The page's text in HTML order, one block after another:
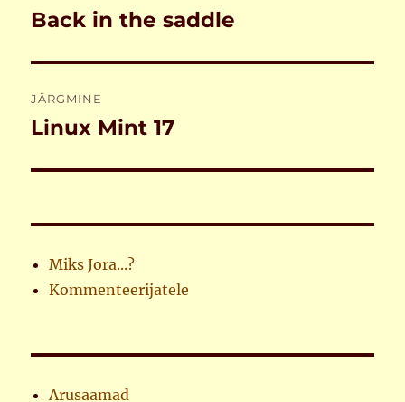
Eelmine
Back in the saddle
JÄRGMINE
Järgmine
Linux Mint 17
Miks Jora...?
Kommenteerijatele
Arusaamad